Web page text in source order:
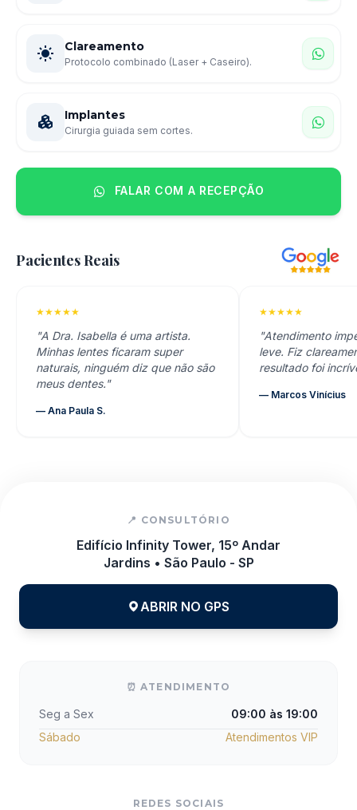
Clareamento
Protocolo combinado (Laser + Caseiro).
Implantes
Cirurgia guiada sem cortes.
FALAR COM A RECEPÇÃO
Pacientes Reais
★★★★★
"A Dra. Isabella é uma artista.
Minhas lentes ficaram super
naturais, ninguém diz que não são
meus dentes."
— Ana Paula S.
★★★★★
"Atendimento
leve. Fiz
resultado foi
— Marcos Vinícius
📍 CONSULTÓRIO
Edifício Infinity Tower, 15º Andar
Jardins • São Paulo - SP
ABRIR NO GPS
⏰ ATENDIMENTO
Seg a Sex
09:00 às 19:00
Sábado
Atendimentos VIP
REDES SOCIAIS